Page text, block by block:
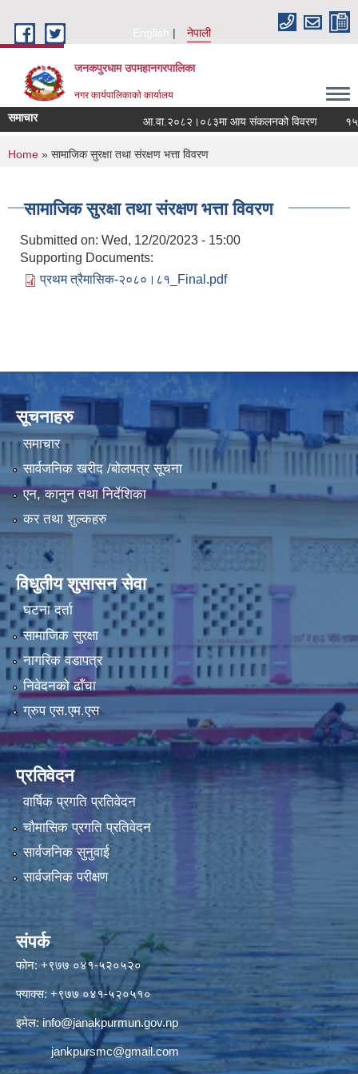
English
नेपाली
जनकपुरधाम उपमहानगरपालिका
नगर कार्यपालिकाको कार्यालय
समाचार आ.वा.२०८२।०८३मा आय संकलनको विवरण १५
You are here
Home » सामाजिक सुरक्षा तथा संरक्षण भत्ता विवरण
सामाजिक सुरक्षा तथा संरक्षण भत्ता विवरण
Submitted on: Wed, 12/20/2023 - 15:00
Supporting Documents:
प्रथम त्रैमासिक-२०८०।८१_Final.pdf
सूचनाहरु
समाचार
सार्वजनिक खरीद /बोलपत्र सूचना
एन, कानुन तथा निर्देशिका
कर तथा शुल्कहरु
विधुतीय शुसासन सेवा
घटना दर्ता
सामाजिक सुरक्षा
नागरिक वडापत्र
निवेदनको ढाँचा
ग्रुप एस.एम.एस
प्रतिवेदन
वार्षिक प्रगति प्रतिवेदन
चौमासिक प्रगति प्रतिवेदन
सार्वजनिक सुनुवाई
सार्वजनिक परीक्षण
संपर्क
फोन: +९७७ ०४१-५२०५२०
फ्याक्स: +९७७ ०४१-५२०५१०
इमेल:info@janakpurmun.gov.np
jankpursmc@gmail.com